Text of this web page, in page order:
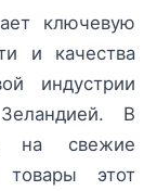
ключевую
и качества
индустрии
В
на свежие
товары этот